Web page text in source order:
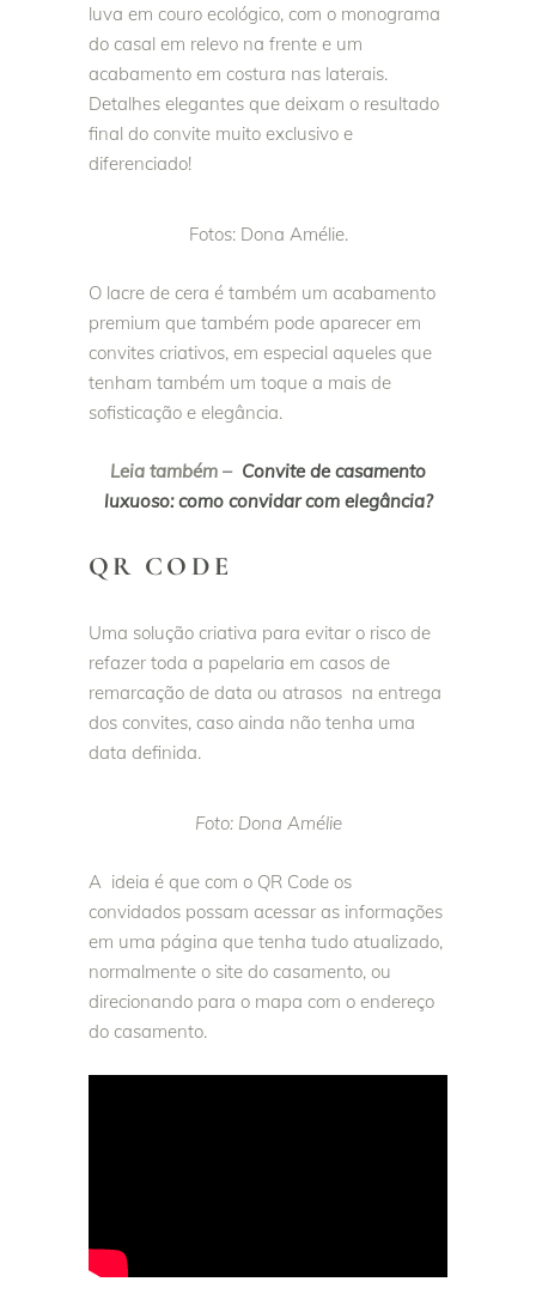
luva em couro ecológico, com o monograma
do casal em relevo na frente e um
acabamento em costura nas laterais.
Detalhes elegantes que deixam o resultado
final do convite muito exclusivo e
diferenciado!
Fotos: Dona Amélie.
O lacre de cera é também um acabamento
premium que também pode aparecer em
convites criativos, em especial aqueles que
tenham também um toque a mais de
sofisticação e elegância.
Leia também – Convite de casamento
luxuoso: como convidar com elegância?
QR CODE
Uma solução criativa para evitar o risco de
refazer toda a papelaria em casos de
remarcação de data ou atrasos na entrega
dos convites, caso ainda não tenha uma
data definida.
Foto: Dona Amélie
A ideia é que com o QR Code os
convidados possam acessar as informações
em uma página que tenha tudo atualizado,
normalmente o site do casamento, ou
direcionando para o mapa com o endereço
do casamento.